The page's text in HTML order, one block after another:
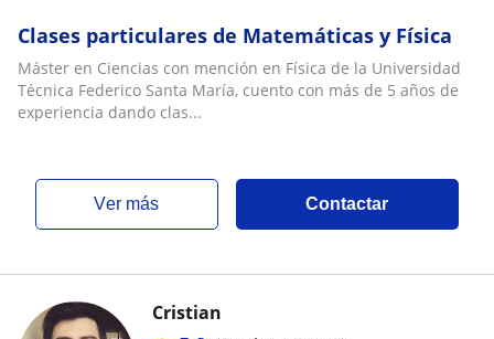
Clases particulares de Matemáticas y Física
Máster en Ciencias con mención en Física de la Universidad
Técnica Federico Santa María, cuento con más de 5 años de
experiencia dando clas...
ver más Contactar
Cristian